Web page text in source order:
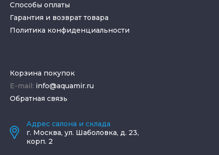
Способы оплаты
Гарантия и возврат товара
Политика конфиденциальности
Корзина покупок
E-mail: info@aquamir.ru
Обратная связь
Адрес салона и склада
г. Москва, ул. Шаболовка, д. 23,
корп. 2